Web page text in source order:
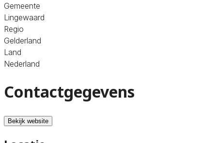
Gemeente
Lingewaard
Regio
Gelderland
Land
Nederland
Contactgegevens
Bekijk website